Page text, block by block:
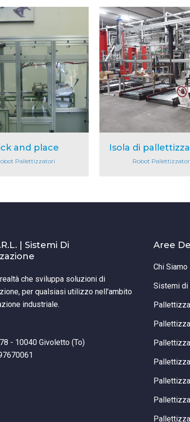
Dettaglio
and place
Pallettizzatori
Dettaglio
Isola di
Robot
| Sistemi Di
che sviluppa soluzioni di
per qualsiasi utilizzo nell'ambito
industriale.
- 10040 Givoletto (To)
Aree
Chi Siamo
Sistemi